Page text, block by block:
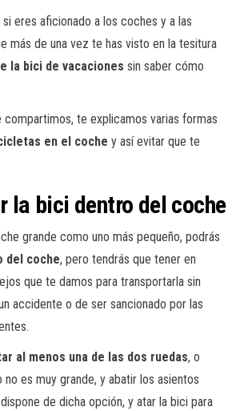
eres aficionado a los coches y a las
más de una vez te has visto en la tesitura
la bici de vacaciones sin saber cómo
compartimos, te explicamos varias formas
en el coche y así evitar que te
la bici dentro del coche
grande como uno más pequeño, podrás
del coche, pero tendrás que tener en
que te damos para transportarla sin
accidente o de ser sancionado por las
al menos una de las dos ruedas, o
es muy grande, y abatir los asientos
de dicha opción, y atar la bici para